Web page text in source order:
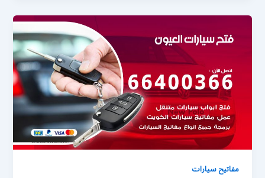
مفاتيح سيارات